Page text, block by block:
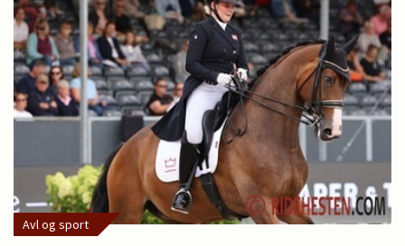
Avl og sport